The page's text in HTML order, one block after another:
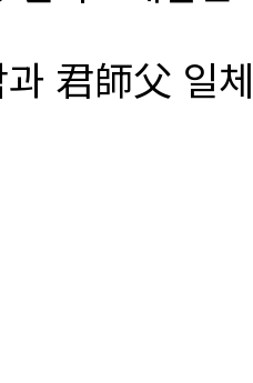
君師父 일